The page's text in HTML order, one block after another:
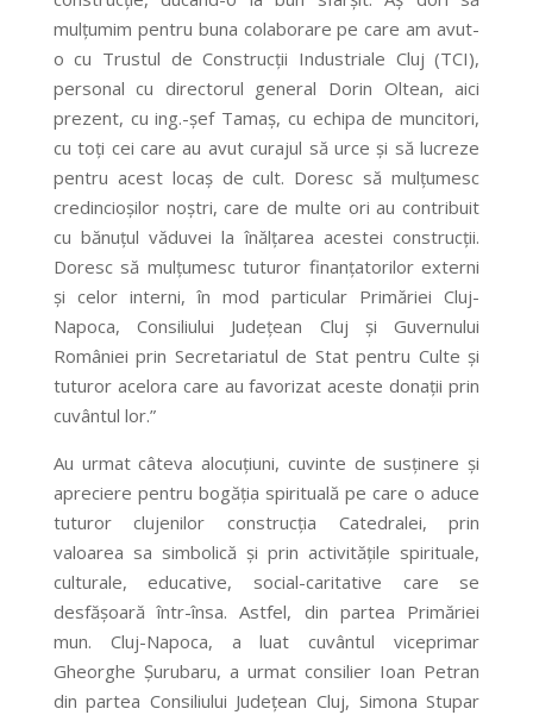
mulțumim pentru buna colaborare pe care am avut-
o cu Trustul de Construcții Industriale Cluj (TCI),
personal cu directorul general Dorin Oltean, aici
prezent, cu ing.-șef Tamaș, cu echipa de muncitori,
cu toți cei care au avut curajul să urce și să lucreze
pentru acest locaș de cult. Doresc să mulțumesc
credincioșilor noștri, care de multe ori au contribuit
cu bănuțul văduvei la înălțarea acestei construcții.
Doresc să mulțumesc tuturor finanțatorilor externi
și celor interni, în mod particular Primăriei Cluj-
Napoca, Consiliului Județean Cluj și Guvernului
României prin Secretariatul de Stat pentru Culte și
tuturor acelora care au favorizat aceste donații prin
cuvântul lor.”
Au urmat câteva alocuțiuni, cuvinte de susținere și
apreciere pentru bogăția spirituală pe care o aduce
tuturor clujenilor construcția Catedralei, prin
valoarea sa simbolică și prin activitățile spirituale,
culturale, educative, social-caritative care se
desfășoară într-însa. Astfel, din partea Primăriei
mun. Cluj-Napoca, a luat cuvântul viceprimar
Gheorghe Șurubaru, a urmat consilier Ioan Petran
din partea Consiliului Județean Cluj, Simona Stupar